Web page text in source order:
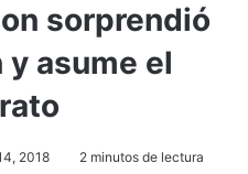
sorprendió
asume el
2018 2 minutos de lectura